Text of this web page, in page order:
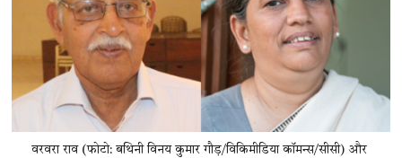
वरवरा राव (फोटो: बथिनी विनय कुमार गौड़/विकिमीडिया कॉमन्स/सीसी) और